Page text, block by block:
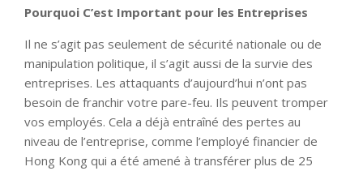
Pourquoi C’est Important pour les Entreprises
Il ne s’agit pas seulement de sécurité nationale ou de
manipulation politique, il s’agit aussi de la survie des
entreprises. Les attaquants d’aujourd’hui n’ont pas
besoin de franchir votre pare-feu. Ils peuvent tromper
vos employés. Cela a déjà entraîné des pertes au
niveau de l’entreprise, comme l’employé financier de
Hong Kong qui a été amené à transférer plus de 25